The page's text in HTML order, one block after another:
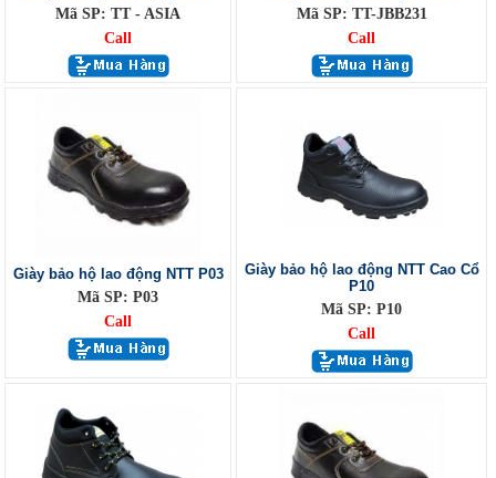
Mã SP: TT - ASIA
Call
Mã SP: TT-JBB231
Call
Giày bảo hộ lao động NTT P03
Mã SP: P03
Call
Giày bảo hộ lao động NTT Cao Cổ
P10
Mã SP: P10
Call